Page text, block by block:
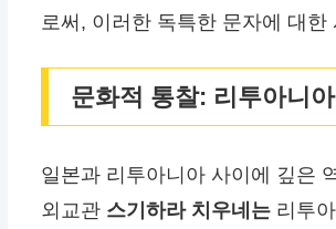
로써, 이러한 독특한 문자에 대
문화적 통찰: 리투아니
일본과 리투아니아 사이에 깊은
외교관 스기하라 치우네는리투아